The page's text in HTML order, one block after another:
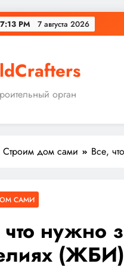
PM 7 августа 2026
орган
Строим дом сами Все,
САМИ
нужно
(ЖБИ)